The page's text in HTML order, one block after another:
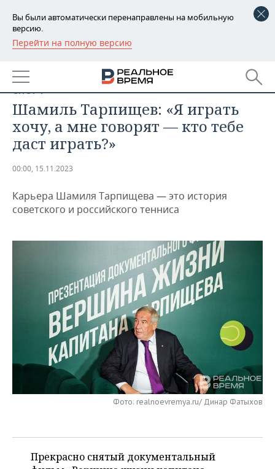
Вы были автоматически перенаправлены на мобильную
версию.
Перейти на полную версию
РЕГИОНЫ
БАШКОРТОСТАН
УДМУРТИЯ
НОВОСТИ
НОВОСТИ АНАЛИТИКИ
ДЕКЛАРАЦИИ О ДОХОДАХ
ВУЗЫ ТАТАРСТАНА
КОМУ ПРИНАДЛЕЖАТ
ЭКОНОМИКА
НОВОСТИ ЭКОНОМИКИ
БАНКИ
БЮДЖЕТ
ПРОМЫШЛЕННОСТИ
НЕФТЕХИМИЯ
НЕФТЬ
ЭНЕРГЕТИКА
НОВОСТИ НЕДВИЖИМОСТИ
АВТО
НОВОСТИ АВТО
БИЗНЕС
НОВОСТИ БИЗНЕСА
РОЗНИЧНАЯ ТОРГОВЛЯ
ТРАНСПОРТ
НОВОСТИ ТЕХНОЛОГИЙ
ТЕЛЕКОММУНИКАЦИИ
МЕРОПРИЯТИЯ
НОВОСТИ МЕРОПРИЯТИЙ
ВЫЕЗДНАЯ РЕДАКЦИЯ
БИЗНЕС-БРАНЧИ
ОТКРЫТАЯ ЛЕКЦИЯ
НОВОСТИ СПОРТА
БАСКЕТБОЛ
ОБЩЕСТВО
НОВОСТИ ОБЩЕСТВА
ИНФРАСТРУКТУРА
ФОТОГАЛЕРЕЯ
СПРАВОЧНИК
СПОРТ
Шамиль Тарпищев: «Я играть
хочу, а мне говорят — кто тебе
даст играть?»
00:00, 15.11.2023
Карьера Шамиля Тарпищева — это история
советского и российского тенниса
Фото: realnoevremya.ru/ Динар Фатыхов
Прекрасно снятый документальный